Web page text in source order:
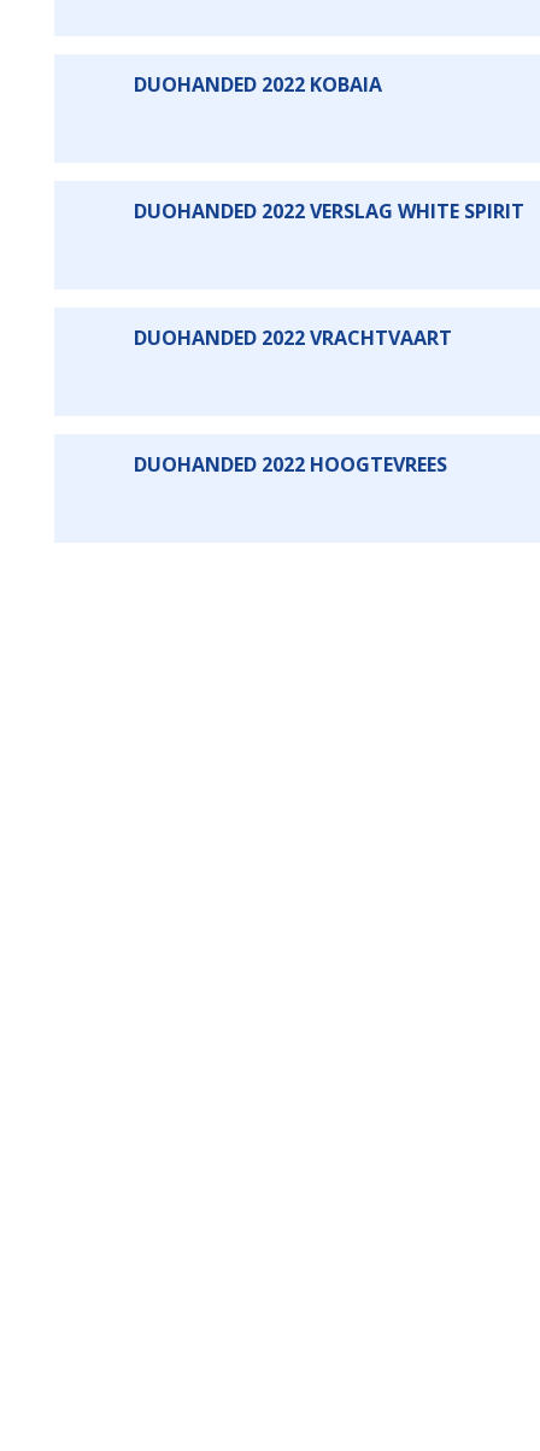
DUOHANDED 2022 KOBAIA
DUOHANDED 2022 VERSLAG WHITE SPIRIT
DUOHANDED 2022 VRACHTVAART
DUOHANDED 2022 HOOGTEVREES